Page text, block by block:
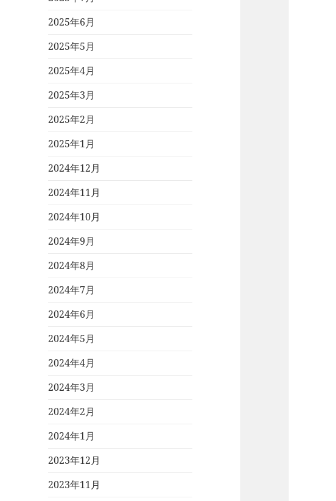
2025年6月
2025年5月
2025年4月
2025年3月
2025年2月
2025年1月
2024年12月
2024年11月
2024年10月
2024年9月
2024年8月
2024年7月
2024年6月
2024年5月
2024年4月
2024年3月
2024年2月
2024年1月
2023年12月
2023年11月